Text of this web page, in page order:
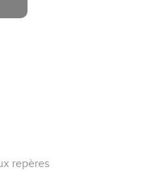
repères